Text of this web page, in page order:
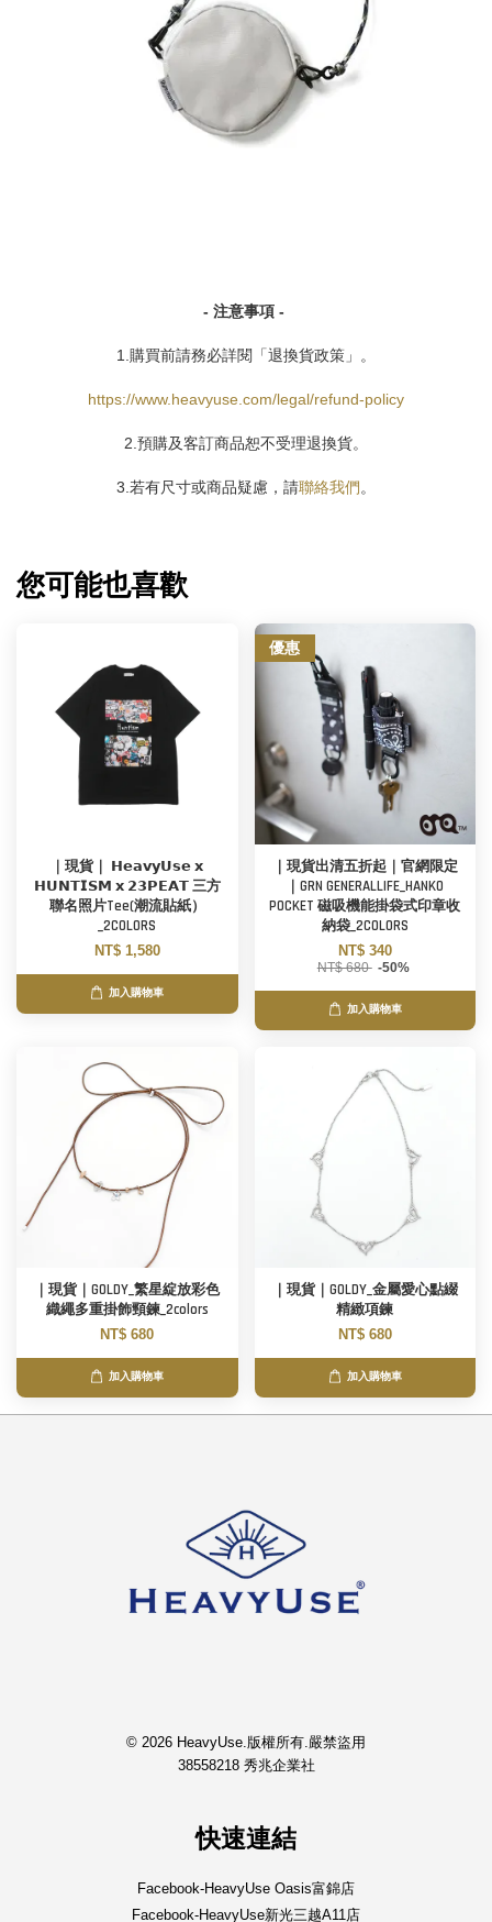
- 注意事項 -
1.購買前請務必詳閱「退換貨政策」。
https://www.heavyuse.com/legal/refund-policy
2.預購及客訂商品恕不受理退換貨。
3.若有尺寸或商品疑慮，請聯絡我們。
您可能也喜歡
｜現貨｜ 𝗛𝗲𝗮𝘃𝘆𝗨𝘀𝗲 𝘅
𝗛𝗨𝗡𝗧𝗜𝗦𝗠 𝘅 𝟮𝟯𝗣𝗘𝗔𝗧 三方
聯名照片Tee(潮流貼紙）
_2COLORS
NT$ 1,580
加入購物車
優惠
｜現貨出清五折起｜官網限定
｜GRN GENERALLIFE_HANKO
POCKET 磁吸機能掛袋式印章收
納袋_2COLORS
NT$ 340
NT$ 680 -50%
加入購物車
｜現貨｜GOLDY_繁星綻放彩色
織繩多重掛飾頸鍊_2colors
NT$ 680
加入購物車
｜現貨｜GOLDY_金屬愛心點綴
精緻項鍊
NT$ 680
加入購物車
© 2026 HeavyUse.版權所有.嚴禁盜用
38558218 秀兆企業社
快速連結
Facebook-HeavyUse Oasis富錦店
Facebook-HeavyUse新光三越A11店